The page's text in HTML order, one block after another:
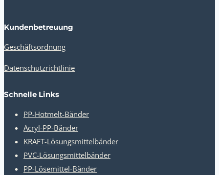
Kundenbetreuung
Geschäftsordnung
Datenschutzrichtlinie
Schnelle Links
PP-Hotmelt-Bänder
Acryl-PP-Bänder
KRAFT-Lösungsmittelbänder
PVC-Lösungsmittelbänder
PP-Lösemittel-Bänder